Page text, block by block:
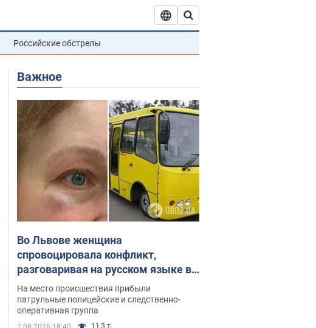
Российские обстрелы
Важное
Во Львове женщина
спровоцировала конфликт,
разговаривая на русском языке в
маршрутке: полиция составила
административный протокол.
Видео
На место происшествия прибыли
патрульные полицейские и следственно-
оперативная группа
11,3 т.